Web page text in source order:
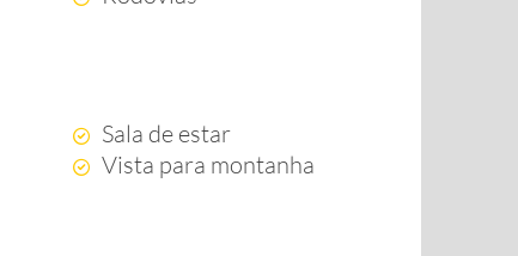
Sala de estar
Vista para montanha